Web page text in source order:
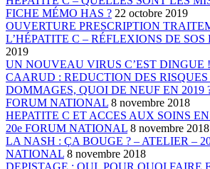
FICHE MÉMO HAS ? 22 octobre 2019
OUVERTURE PRESCRIPTION
L’HÉPATITE C – RÉFLEXIONS DE SOS
2019
UN NOUVEAU VIRUS C’EST DINGUE !
CAARUD : REDUCTION DES RISQUES
DOMMAGES, QUOI DE NEUF EN 2019
FORUM NATIONAL 8 novembre 2018
HEPATITE C ET ACCES AUX SOINS
20e FORUM NATIONAL 8 novembre 2018
LA NASH : ÇA BOUGE ? – ATELIER –
NATIONAL 8 novembre 2018